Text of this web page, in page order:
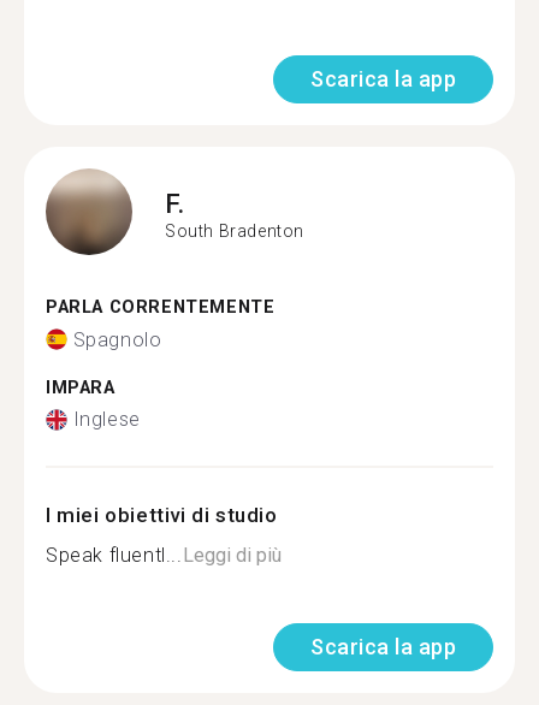
Scarica la app
F.
South Bradenton
PARLA CORRENTEMENTE
Spagnolo
IMPARA
Inglese
I miei obiettivi di studio
Speak fluentl...Leggi di più
Scarica la app